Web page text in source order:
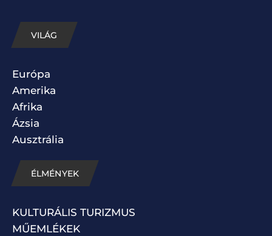
VILÁG
Európa
Amerika
Afrika
Ázsia
Ausztrália
ÉLMÉNYEK
KULTURÁLIS TURIZMUS
MŰEMLÉKEK